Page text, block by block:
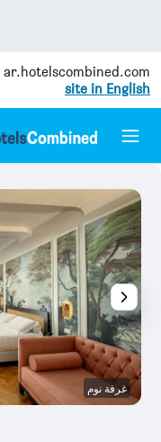
ar.hotelscombined.com
site in English
غرفة نوم